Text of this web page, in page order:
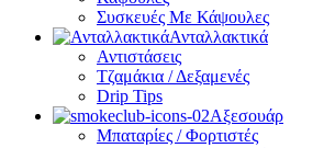
Συσκευές Με Κάψουλες
Ανταλλακτικά
Αντιστάσεις
Τζαμάκια / Δεξαμενές
Drip Tips
Αξεσουάρ
Μπαταρίες / Φορτιστές